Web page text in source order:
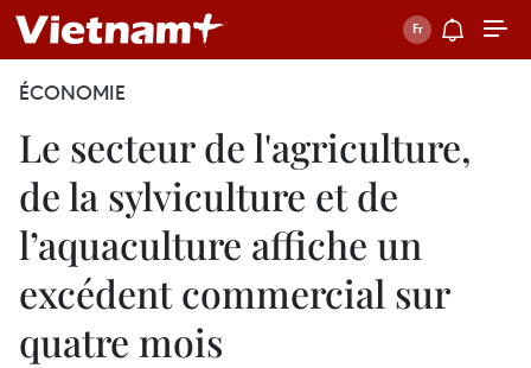
ÉCONOMIE
Le secteur de l'agriculture,
de la sylviculture et de
l’aquaculture affiche un
excédent commercial sur
quatre mois